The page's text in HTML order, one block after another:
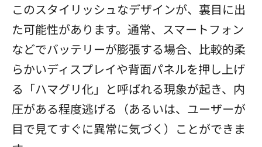
このスタイリッシュなデザインが、裏目に出
た可能性があります。通常、スマートフォン
などでバッテリーが膨張する場合、比較的柔
らかいディスプレイや背面パネルを押し上げ
る「ハマグリ化」と呼ばれる現象が起き、内
圧がある程度逃げる（あるいは、ユーザーが
目で見てすぐに異常に気づく）ことができま